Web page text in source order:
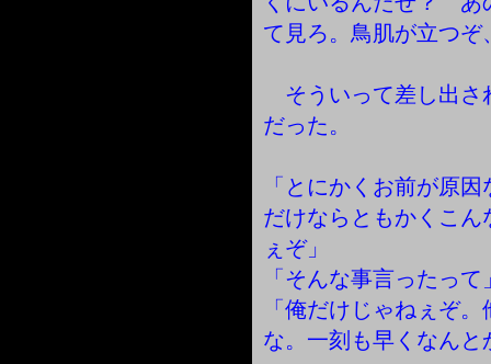
て見ろ。鳥肌が立つ
そういって差し出さ
だった。
「とにかくお前が原
だけならともかくこ
ぇぞ」
「そんな事言ったって
「俺だけじゃねぇぞ
な。一刻も早くなん